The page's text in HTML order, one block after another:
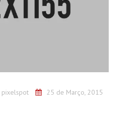
pixelspot 25 de Março, 2015